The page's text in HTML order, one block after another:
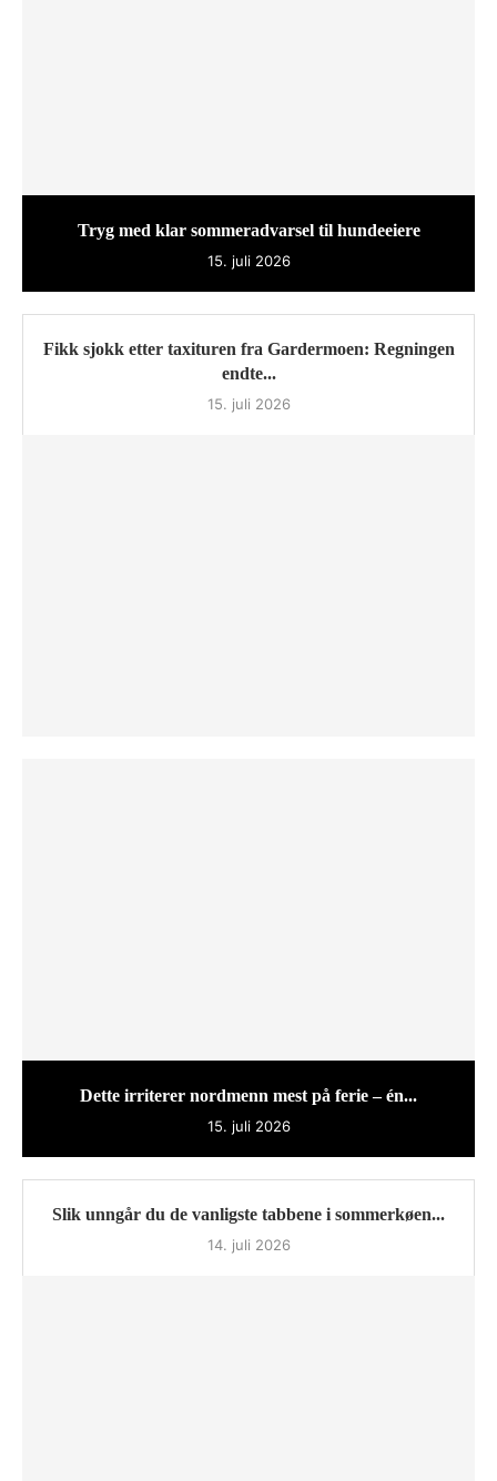
Tryg med klar sommeradvarsel til hundeeiere
15. juli 2026
Fikk sjokk etter taxituren fra Gardermoen: Regningen
endte...
15. juli 2026
Dette irriterer nordmenn mest på ferie – én...
15. juli 2026
Slik unngår du de vanligste tabbene i sommerkøen...
14. juli 2026